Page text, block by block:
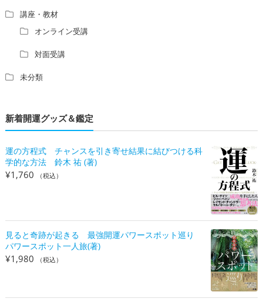
講座・教材
オンライン受講
対面受講
未分類
新着開運グッズ＆鑑定
運の方程式 チャンスを引き寄せ結果に結びつける科
学的な方法 鈴木 祐 (著)
¥1,760 （税込）
見ると奇跡が起きる 最強開運パワースポット巡り
パワースポット一人旅(著)
¥1,980 （税込）